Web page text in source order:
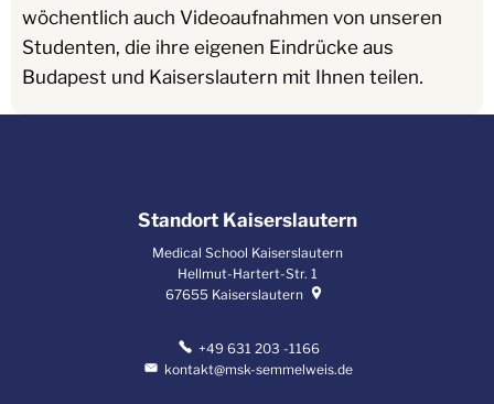
wöchentlich auch Videoaufnahmen von unseren
Studenten, die ihre eigenen Eindrücke aus
Budapest und Kaiserslautern mit Ihnen teilen.
Standort Kaiserslautern
Medical School Kaiserslautern
Hellmut-Hartert-Str. 1
67655 Kaiserslautern
+49 631 203 -1166
kontakt@msk-semmelweis.de